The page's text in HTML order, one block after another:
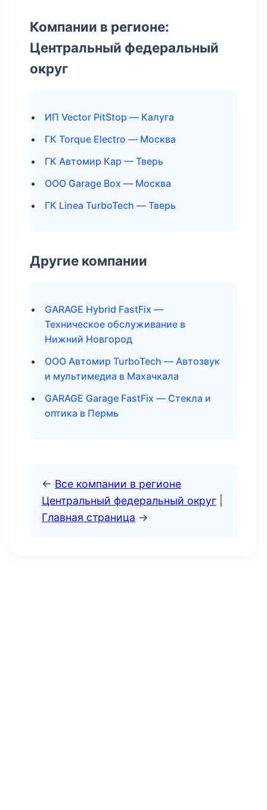
Компании в регионе:
Центральный федеральный
округ
ИП Vector PitStop — Калуга
ГК Torque Electro — Москва
ГК Автомир Кар — Тверь
ООО Garage Box — Москва
ГК Linea TurboTech — Тверь
Другие компании
GARAGE Hybrid FastFix —
Техническое обслуживание в
Нижний Новгород
ООО Автомир TurboTech — Автозвук
и мультимедиа в Махачкала
GARAGE Garage FastFix — Стекла и
оптика в Пермь
← Все компании в регионе
Центральный федеральный округ
Главная страница →